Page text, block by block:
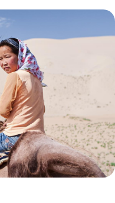
bercé d’influences
de la population du pays,